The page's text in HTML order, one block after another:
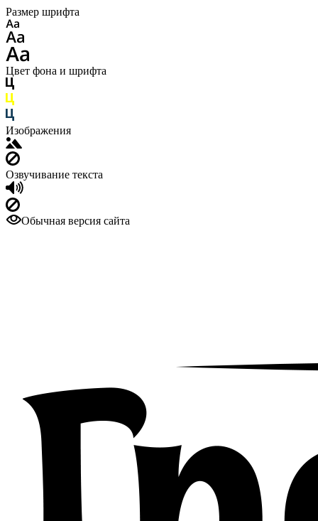
Размер шрифта
Цвет фона и шрифта
Изображения
Озвучивание текста
Обычная версия сайта